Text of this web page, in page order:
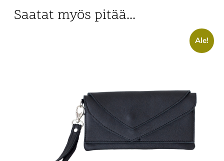
Saatat myös pitää...
Ale!